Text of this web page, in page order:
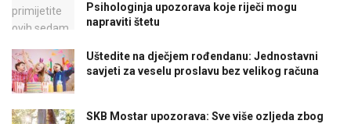
Psihologinja upozorava koje riječi mogu
napraviti štetu
Uštedite na dječjem rođendanu: Jednostavni
savjeti za veselu proslavu bez velikog računa
SKB Mostar upozorava: Sve više ozljeda zbog